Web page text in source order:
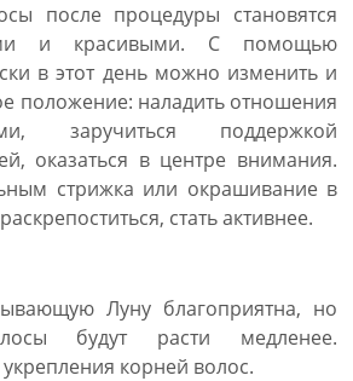
после процедуры становятся
и красивыми. С помощью
в этот день можно изменить и
положение: наладить отношения
заручиться поддержкой
оказаться в центре внимания.
стрижка или окрашивание в
стать активнее.
Луну благоприятна, но
будут расти медленее.
корней волос.